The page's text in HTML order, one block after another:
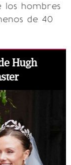
los hombres
de 40
Hugh